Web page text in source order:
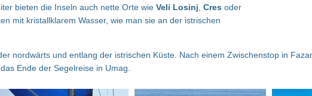
bieten die Inseln auch nette Orte wie Veli Losinj, Cres oder
mit kristallklarem Wasser, wie man sie an der istrischen
nordwärts und entlang der istrischen Küste. Nach einem Zwischenstop in
Ende der Segelreise in Umag.